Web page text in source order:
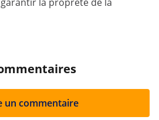
un commentaire